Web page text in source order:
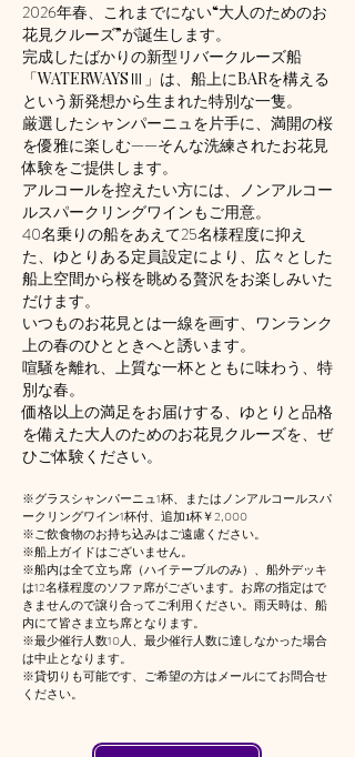
2026年春、これまでにない“大人のためのお
花見クルーズ”が誕生します。
完成したばかりの新型リバークルーズ船
「WATERWAYSⅢ」は、船上にBARを構える
という新発想から生まれた特別な一隻。
厳選したシャンパーニュを片手に、満開の桜
を優雅に楽しむ——そんな洗練されたお花見
体験をご提供します。
アルコールを控えたい方には、ノンアルコー
ルスパークリングワインもご用意。
40名乗りの船をあえて25名様程度に抑え
た、ゆとりある定員設定により、広々とした
船上空間から桜を眺める贅沢をお楽しみいた
だけます。
いつものお花見とは一線を画す、ワンランク
上の春のひとときへと誘います。
喧騒を離れ、上質な一杯とともに味わう、特
別な春。
価格以上の満足をお届けする、ゆとりと品格
を備えた大人のためのお花見クルーズを、ぜ
ひご体験ください。
​※グラスシャンパーニュ1杯、またはノンアルコールスパ
ークリングワイン1杯付、追加1杯￥2,000
※ご飲食物のお持ち込みはご遠慮ください。
※船上ガイドはございません。
​※船内は全て立ち席（ハイテーブルのみ）、船外デッキ
は12名様程度のソファ席がございます。お席の指定はで
きませんので譲り合ってご利用ください。雨天時は、船
内にて皆さま立ち席となります。
​※最少催行人数10人、最少催行人数に達しなかった場合
は中止となります。
※貸切りも可能です、ご希望の方はメールにてお問合せ
ください。